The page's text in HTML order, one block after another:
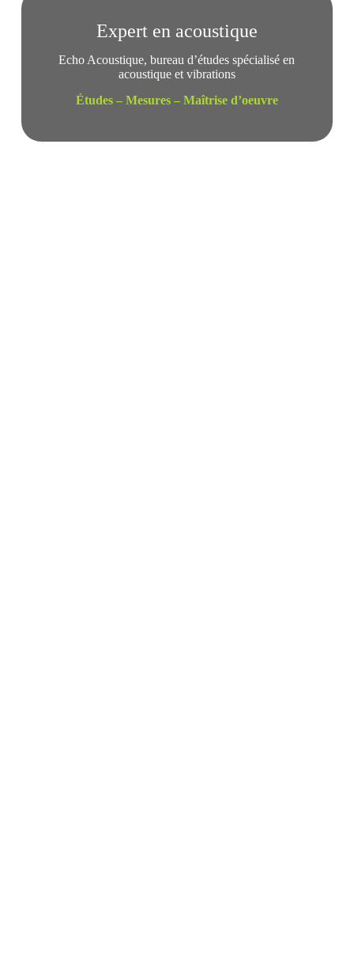
Expert en acoustique
Echo Acoustique, bureau d’études spécialisé en
acoustique et vibrations
Études – Mesures – Maîtrise d’oeuvre